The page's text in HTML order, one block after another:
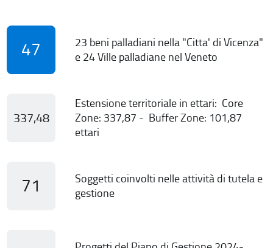
47
23 beni palladiani nella "Citta' di Vicenza"
e 24 Ville palladiane nel Veneto
337,48
Estensione territoriale in ettari: Core
Zone: 337,87 - Buffer Zone: 101,87
ettari
71
Soggetti coinvolti nelle attività di tutela e
gestione